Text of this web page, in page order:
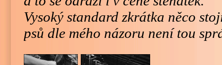
Vysoký standard zkrátka něco
psů dle mého názoru není tou